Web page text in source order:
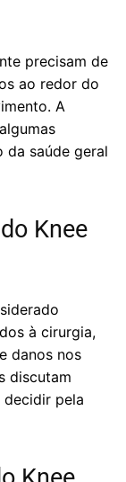
precisam de
ao redor do
A
da saúde geral
Knee
à cirurgia,
danos nos
discutam
pela